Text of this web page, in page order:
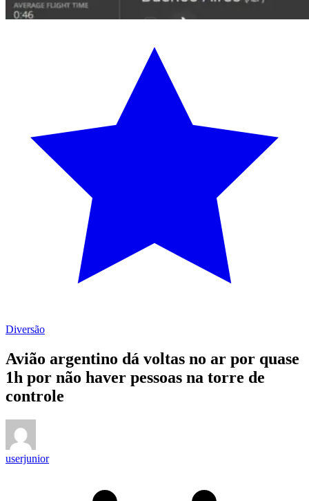
Diversão
Avião argentino dá voltas no ar por quase
1h por não haver pessoas na torre de
controle
userjunior